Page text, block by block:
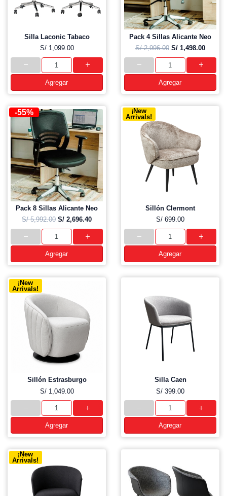
Silla Laconic Tabaco
S/ 1,099.00
Agregar
Pack 4 Sillas Alicante Neo
S/ 2,996.00 S/ 1,498.00
Agregar
-55%
Pack 8 Sillas Alicante Neo
S/ 5,992.00 S/ 2,696.40
Agregar
¡New
Arrivals!
Sillón Clermont
S/ 699.00
Agregar
¡New
Arrivals!
Sillón Estrasburgo
S/ 1,049.00
Agregar
Silla Caen
S/ 399.00
Agregar
¡New
Arrivals!